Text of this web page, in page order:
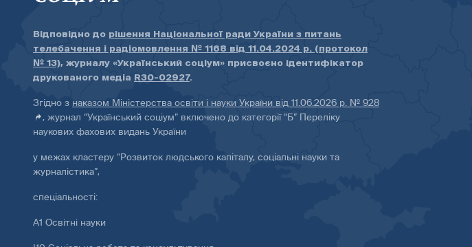
Відповідно до рішення Національної ради України з питань
телебачення і радіомовлення № 1168 від 11.04.2024 р. (протокол
№ 13), журналу «Український соціум» присвоєно ідентифікатор
друкованого медіа R30-02927.
Згідно з наказом Міністерства освіти і науки України від 11.06.2026 р. № 928
, журнал “Український соціум” включено до категорії “Б” Переліку
наукових фахових видань України
у межах кластеру “Розвиток людського капіталу, соціальні науки та
журналістика”,
спеціальності:
А1 Освітні науки